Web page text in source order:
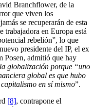
Branchflower, de la
que viven los
se recuperarán de esta
trabajadora en Europa está
rebelión”, lo que
presidente del IP, el ex
Posen, admitió que hay
globalización porque “uno
global es que hubo
en sí mismo”.
[8], contrapone el